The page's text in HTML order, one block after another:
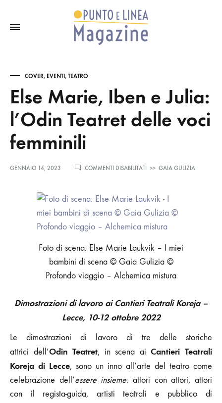
COVER, EVENTI, TEATRO
Else Marie, Iben e Julia:
l’Odin Teatret delle voci
femminili
GENNAIO 14, 2023 COMMENTI DISABILITATI
SU
IBEN
E
JULIA:
TEATRET
VOCI
FEMMINILI
>> GAIA GULIZIA
Foto di scena: Else Marie Laukvik – I miei
bambini di scena © Gaia Gulizia ©
Profondo viaggio – Alchemica mistura
Dimostrazioni di lavoro ai Cantieri Teatrali Koreja –
Lecce, 10-12 ottobre 2022
Le dimostrazioni di lavoro di tre delle storiche
attrici dell’Odin Teatret, in scena aiCantieri Teatrali
Koreja di Lecce, sono un inno all’arte del teatro come
celebrazione dell’essere insieme: attori con attori, attori
con il regista-guida, artisti teatrali e pubblico di